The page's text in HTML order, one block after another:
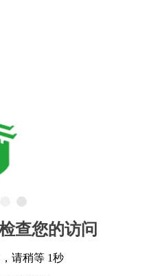
查您的访问
请稍等 1秒